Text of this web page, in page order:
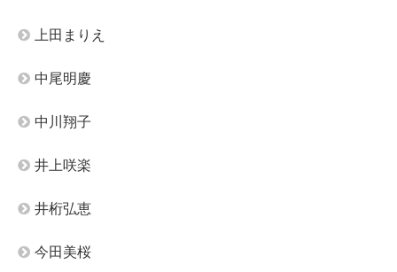
上田まりえ
中尾明慶
中川翔子
井上咲楽
井桁弘恵
今田美桜